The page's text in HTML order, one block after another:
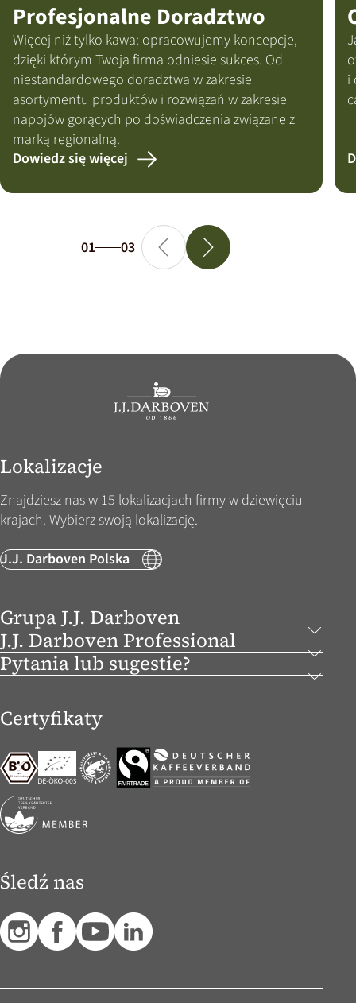
Profesjonalne Doradztwo
Więcej niż tylko kawa: opracowujemy koncepcje,
dzięki którym Twoja firma odniesie sukces. Od
niestandardowego doradztwa w zakresie
asortymentu produktów i rozwiązań w zakresie
napojów gorących po doświadczenia związane z
marką regionalną.
Dowiedz się więcej
i
01 03
Grupa J.J. Darboven
Lokalizacje
Znajdziesz nas w 15 lokalizacjach firmy w dziewięciu
krajach. Wybierz swoją lokalizację.
J.J. Darboven Polska
J.J. Darboven Professional
Pytania lub sugestie?
Certyfikaty
Śledź nas